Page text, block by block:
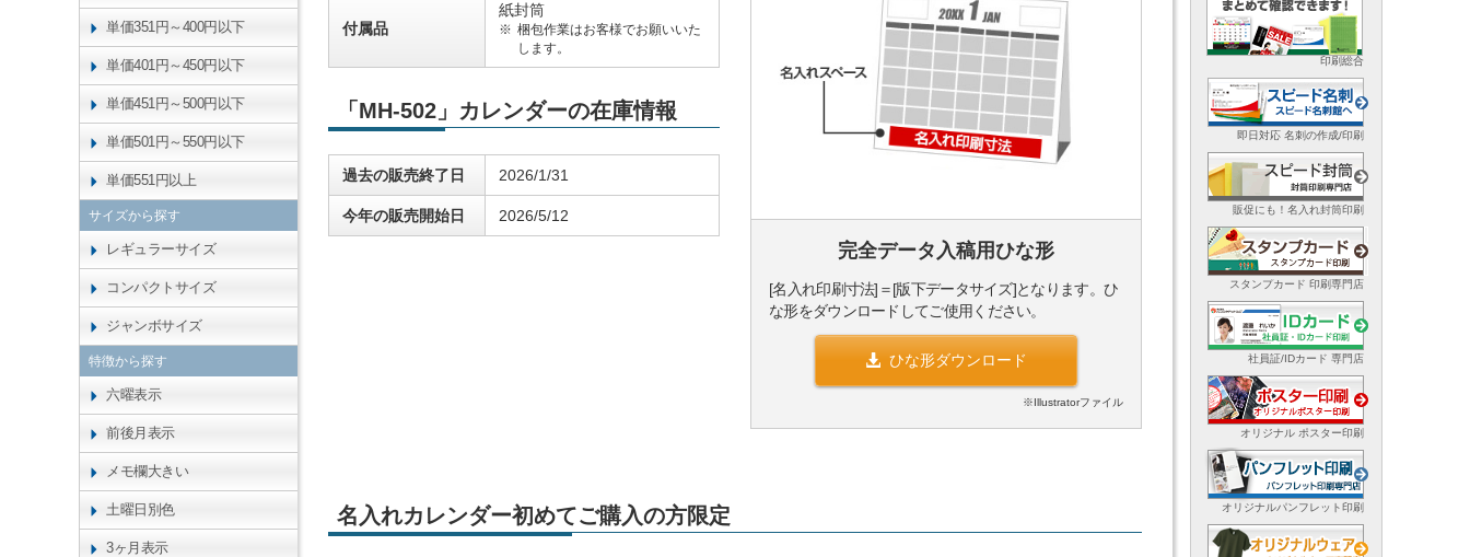
付属品
紙封筒
梱包作業はお客様でお願いいた
します。
「MH-502」カレンダーの在庫情報
過去の販売終了日 2026/1/31
今年の販売開始日 2026/5/12
完全データ入稿用ひな形
[名入れ印刷寸法]＝[版下データサイズ]となります。ひ
な形をダウンロードしてご使用ください。
ひな形ダウンロード
※Illustratorファイル
名入れカレンダー初めてご購入の方限定
単価351円～400円以下
単価401円～450円以下
単価451円～500円以下
単価501円～550円以下
単価551円以上
サイズから探す
レギュラーサイズ
コンパクトサイズ
ジャンボサイズ
特徴から探す
六曜表示
前後月表示
メモ欄大きい
土曜日別色
3ヶ月表示
印刷総合
即日対応 名刺の作成/印刷
販促にも！名入れ封筒印刷
スタンプカード 印刷専門店
社員証/IDカード 専門店
オリジナル ポスター印刷
オリジナルパンフレット印刷